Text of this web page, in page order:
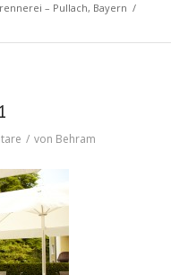
– Pullach, Bayern /
/ von Behram